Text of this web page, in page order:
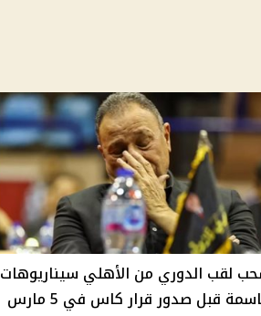
لقب الدوري من الأهلي سيناريوهات
قبل صدور قرار كاس في 5 مارس